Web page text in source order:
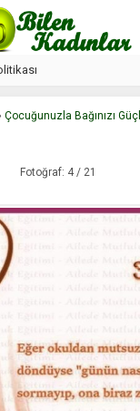
5 gün kala hayatını
Çocuğunuzla Bağınızı
Fotoğraf: 4 / 21